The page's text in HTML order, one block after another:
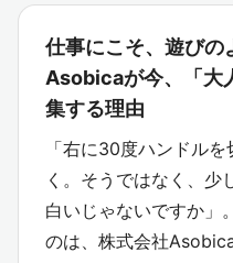
仕事にこそ、遊びの
Asobicaが今、「大
集する理由
「右に30度ハンドル
く。そうではなく、少
白いじゃないですか」
のは、株式会社